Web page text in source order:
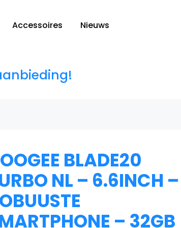
Accessoires Nieuws
BLADE20
NL – 6.6INCH –
– 32GB